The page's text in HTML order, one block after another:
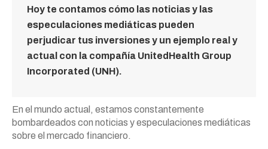
Hoy te contamos cómo las noticias y las
especulaciones mediáticas pueden
perjudicar tus inversiones y un ejemplo real y
actual con la compañía UnitedHealth Group
Incorporated (UNH).
En el mundo actual, estamos constantemente
bombardeados con noticias y especulaciones mediáticas
sobre el mercado financiero.